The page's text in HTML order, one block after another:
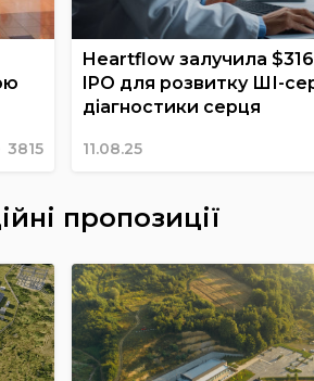
3815
Heartflow залучила
IPO для розвитку ШІ-
діагностики серця
11.08.25
пропозиції